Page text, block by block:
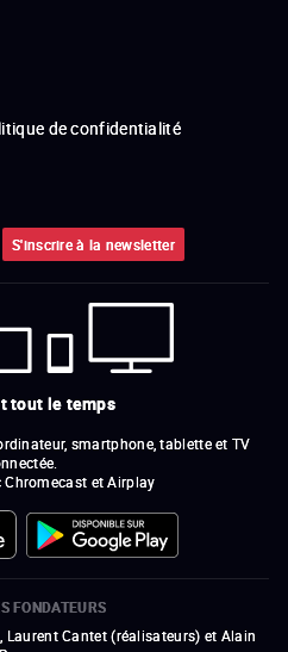
de confidentialité
S'inscrire à la newsletter
tout le temps
smartphone, tablette et TV
et Airplay
FONDATEURS
Laurent Cantet (réalisateurs) et Alain